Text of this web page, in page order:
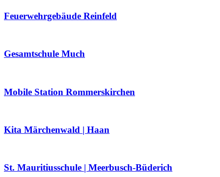
Feuerwehrgebäude Reinfeld
Gesamtschule Much
Mobile Station Rommerskirchen
Kita Märchenwald | Haan
St. Mauritiusschule | Meerbusch-Büderich